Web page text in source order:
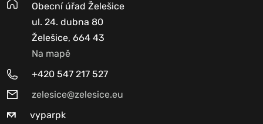
Obecní úřad Želešice
ul. 24. dubna 80
Želešice, 664 43
Na mapě
+420 547 217 527
zelesice@zelesice.eu
vyparpk